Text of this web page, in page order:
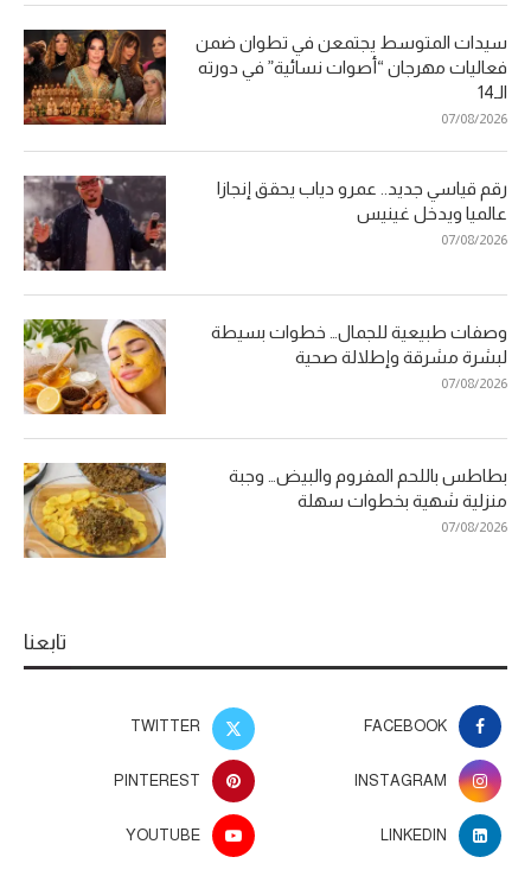
سيدات المتوسط يجتمعن في تطوان ضمن
فعاليات مهرجان “أصوات نسائية” في دورته
الـ14
07/08/2026
رقم قياسي جديد.. عمرو دياب يحقق إنجازا
عالميا ويدخل غينيس
07/08/2026
وصفات طبيعية للجمال… خطوات بسيطة
لبشرة مشرقة وإطلالة صحية
07/08/2026
بطاطس باللحم المفروم والبيض… وجبة
منزلية شهية بخطوات سهلة
07/08/2026
تابعنا
FACEBOOK
TWITTER
INSTAGRAM
PINTEREST
LINKEDIN
YOUTUBE